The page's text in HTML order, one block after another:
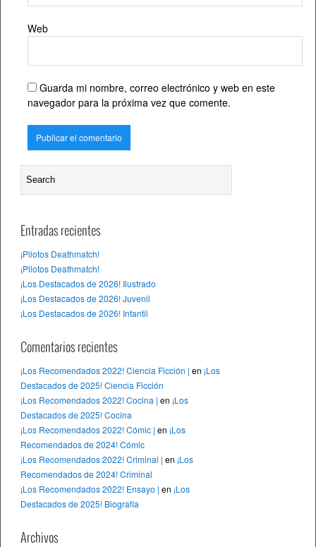
Web
Guarda mi nombre, correo electrónico y web en este
navegador para la próxima vez que comente.
Entradas recientes
¡Pilotos Deathmatch!
¡Pilotos Deathmatch!
¡Los Destacados de 2026! Ilustrado
¡Los Destacados de 2026! Juvenil
¡Los Destacados de 2026! Infantil
Comentarios recientes
¡Los Recomendados 2022! Ciencia Ficción | en ¡Los
Destacados de 2025! Ciencia Ficción
¡Los Recomendados 2022! Cocina | en ¡Los
Destacados de 2025! Cocina
¡Los Recomendados 2022! Cómic | en ¡Los
Recomendados de 2024! Cómic
¡Los Recomendados 2022! Criminal | en ¡Los
Recomendados de 2024! Criminal
¡Los Recomendados 2022! Ensayo | en ¡Los
Destacados de 2025! Biografía
Archivos